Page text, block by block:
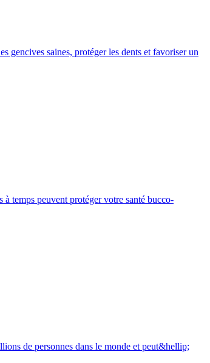
gencives saines, protéger les dents et favoriser un
à temps peuvent protéger votre santé bucco-
de personnes dans le monde et peut&hellip;